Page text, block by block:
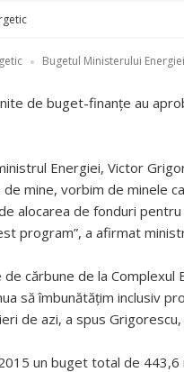
Bugetul Ministerului
de buget-finanţe au
Energiei, Victor
mine, vorbim de minele
alocarea de fonduri
program”, a afirmat
cărbune de la
să îmbunătăţim inclusiv
de azi, a spus
un buget total de